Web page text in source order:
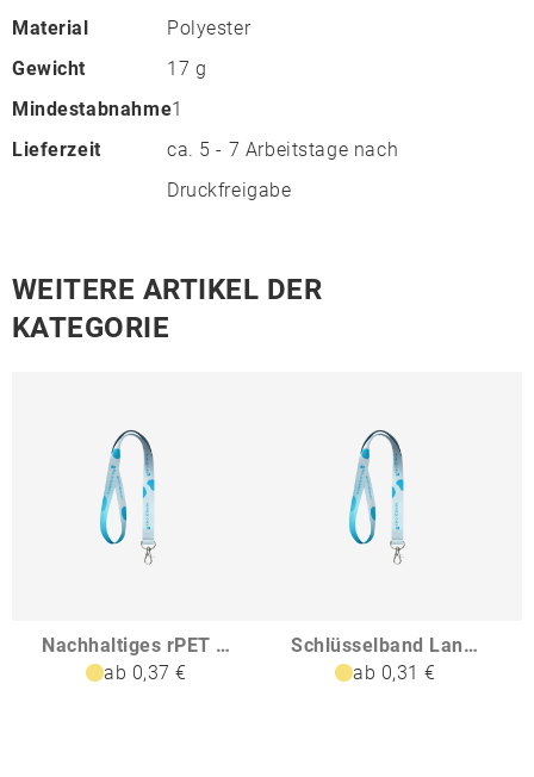
Material
Polyester
Gewicht
17 g
Mindestabnahme1
Lieferzeit
ca. 5 - 7 Arbeitstage nach
Druckfreigabe
WEITERE ARTIKEL DER
KATEGORIE
Nachhaltiges rPET Basic Schlüsselband Lanyard
ab 0,37 €
Schlüsselband Lanyard
ab 0,31 €